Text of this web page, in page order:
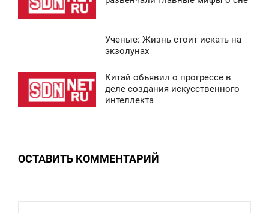
Ученые: Жизнь стоит искать на
экзолунах
Китай объявил о прогрессе в
деле создания искусственного
интеллекта
ОСТАВИТЬ КОММЕНТАРИЙ